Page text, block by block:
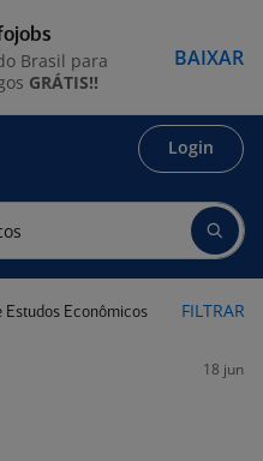
Login
Estudos Econômicos FILTRAR
18 jun
Brasil para
GRÁTIS!!
BAIXAR